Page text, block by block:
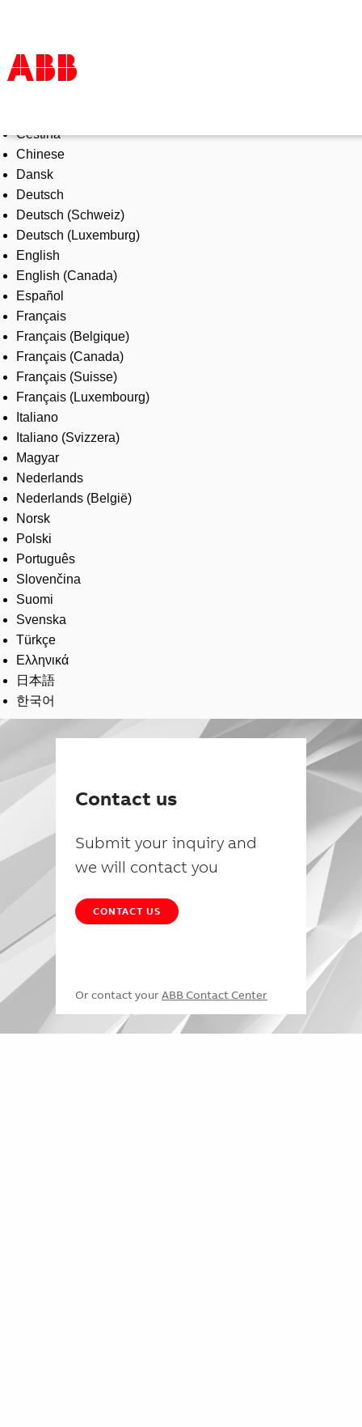
Products & Solutions
Industries
Services
About us
Where to buy
Contact us
Careers
Čeština
Chinese
Dansk
Deutsch
Deutsch (Schweiz)
Deutsch (Luxemburg)
English
English (Canada)
Español
Français
Français (Belgique)
Français (Canada)
Français (Suisse)
Français (Luxembourg)
Italiano
Italiano (Svizzera)
Magyar
Nederlands
Nederlands (België)
Norsk
Polski
Português
Slovenčina
Suomi
Svenska
Türkçe
Ελληνικά
日本語
한국어
Contact us
Submit your inquiry and
we will contact you
CONTACT US
Or contact your ABB Contact Center